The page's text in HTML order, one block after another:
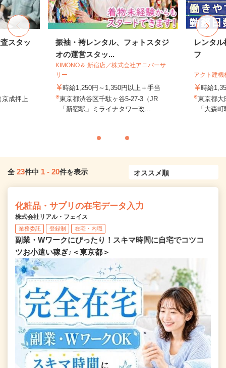
スタッ
京成押上
振袖・袴レンタル、フォトスタジ
オの運営スタッ...
KIMONO＆ 新宿店／株式会社アニバーサ
リー
時給1,250円～1,350円以上＋手当
東京都渋谷区千駄ヶ谷5-27-3（JR
「新宿駅」ミライナタワー改...
レンタ
フ
アクト建機
時給
東京都大
「大森
全 23件中 1 - 20件を表示
化粧品・サプリの在宅データ入力
株式会社リアル・フェイス
業務委託 登録制 在宅・内職
副業・Wワークにぴったり！スキマ時間に自宅でコツコ
ツお小遣い稼ぎ♪＜東京都＞